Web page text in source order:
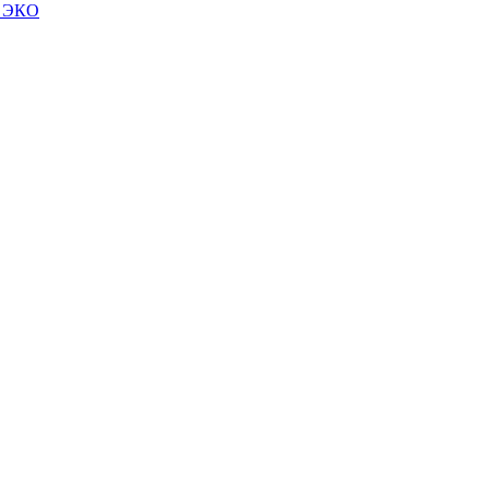
ЭКО